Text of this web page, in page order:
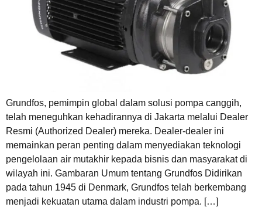
Grundfos, pemimpin global dalam solusi pompa canggih,
telah meneguhkan kehadirannya di Jakarta melalui Dealer
Resmi (Authorized Dealer) mereka. Dealer-dealer ini
memainkan peran penting dalam menyediakan teknologi
pengelolaan air mutakhir kepada bisnis dan masyarakat di
wilayah ini. Gambaran Umum tentang Grundfos Didirikan
pada tahun 1945 di Denmark, Grundfos telah berkembang
menjadi kekuatan utama dalam industri pompa. […]